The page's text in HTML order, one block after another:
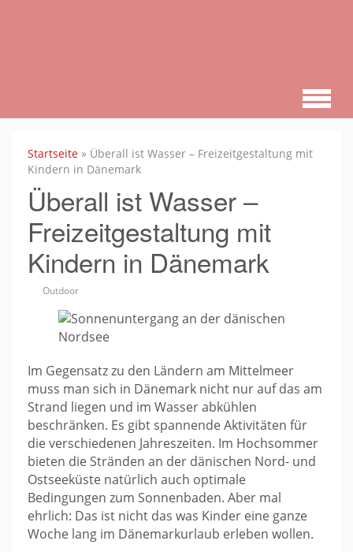
Startseite » Überall ist Wasser – Freizeitgestaltung mit
Kindern in Dänemark
Überall ist Wasser –
Freizeitgestaltung mit
Kindern in Dänemark
Outdoor
Im Gegensatz zu den Ländern am Mittelmeer
muss man sich in Dänemark nicht nur auf das am
Strand liegen und im Wasser abkühlen
beschränken. Es gibt spannende Aktivitäten für
die verschiedenen Jahreszeiten. Im Hochsommer
bieten die Stränden an der dänischen Nord- und
Ostseeküste natürlich auch optimale
Bedingungen zum Sonnenbaden. Aber mal
ehrlich: Das ist nicht das was Kinder eine ganze
Woche lang im Dänemarkurlaub erleben wollen.